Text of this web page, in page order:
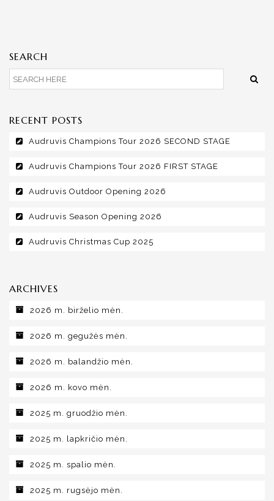
SEARCH
RECENT POSTS
Audruvis Champions Tour 2026 SECOND STAGE
Audruvis Champions Tour 2026 FIRST STAGE
Audruvis Outdoor Opening 2026
Audruvis Season Opening 2026
Audruvis Christmas Cup 2025
ARCHIVES
2026 m. birželio mėn.
2026 m. gegužės mėn.
2026 m. balandžio mėn.
2026 m. kovo mėn.
2025 m. gruodžio mėn.
2025 m. lapkričio mėn.
2025 m. spalio mėn.
2025 m. rugsėjo mėn.